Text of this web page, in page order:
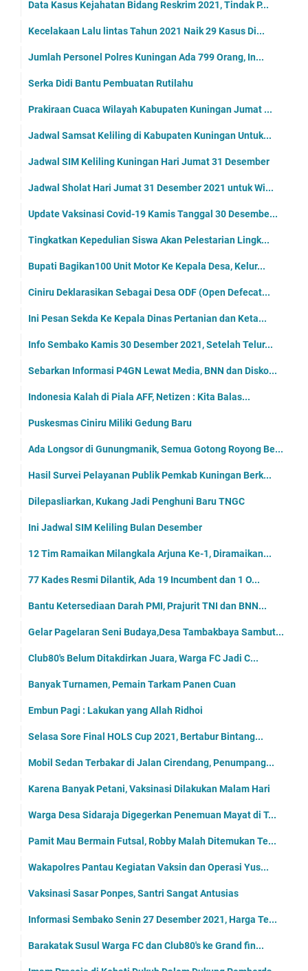
Data Kasus Kejahatan Bidang Reskrim 2021, Tindak P...
Kecelakaan Lalu lintas Tahun 2021 Naik 29 Kasus Di...
Jumlah Personel Polres Kuningan Ada 799 Orang, In...
Serka Didi Bantu Pembuatan Rutilahu
Prakiraan Cuaca Wilayah Kabupaten Kuningan Jumat ...
Jadwal Samsat Keliling di Kabupaten Kuningan Untuk...
Jadwal SIM Keliling Kuningan Hari Jumat 31 Desember
Jadwal Sholat Hari Jumat 31 Desember 2021 untuk Wi...
Update Vaksinasi Covid-19 Kamis Tanggal 30 Desembe...
Tingkatkan Kepedulian Siswa Akan Pelestarian Lingk...
Bupati Bagikan100 Unit Motor Ke Kepala Desa, Kelur...
Ciniru Deklarasikan Sebagai Desa ODF (Open Defecat...
Ini Pesan Sekda Ke Kepala Dinas Pertanian dan Keta...
Info Sembako Kamis 30 Desember 2021, Setelah Telur...
Sebarkan Informasi P4GN Lewat Media, BNN dan Disko...
Indonesia Kalah di Piala AFF, Netizen : Kita Balas...
Puskesmas Ciniru Miliki Gedung Baru
Ada Longsor di Gunungmanik, Semua Gotong Royong Be...
Hasil Survei Pelayanan Publik Pemkab Kuningan Berk...
Dilepasliarkan, Kukang Jadi Penghuni Baru TNGC
Ini Jadwal SIM Keliling Bulan Desember
12 Tim Ramaikan Milangkala Arjuna Ke-1, Diramaikan...
77 Kades Resmi Dilantik, Ada 19 Incumbent dan 1 O...
Bantu Ketersediaan Darah PMI, Prajurit TNI dan BNN...
Gelar Pagelaran Seni Budaya,Desa Tambakbaya Sambut...
Club80's Belum Ditakdirkan Juara, Warga FC Jadi C...
Banyak Turnamen, Pemain Tarkam Panen Cuan
Embun Pagi : Lakukan yang Allah Ridhoi
Selasa Sore Final HOLS Cup 2021, Bertabur Bintang...
Mobil Sedan Terbakar di Jalan Cirendang, Penumpang...
Karena Banyak Petani, Vaksinasi Dilakukan Malam Hari
Warga Desa Sidaraja Digegerkan Penemuan Mayat di T...
Pamit Mau Bermain Futsal, Robby Malah Ditemukan Te...
Wakapolres Pantau Kegiatan Vaksin dan Operasi Yus...
Vaksinasi Sasar Ponpes, Santri Sangat Antusias
Informasi Sembako Senin 27 Desember 2021, Harga Te...
Barakatak Susul Warga FC dan Club80's ke Grand fin...